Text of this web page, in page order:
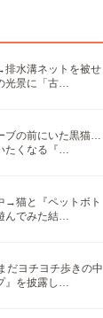
水溝ネットを被せ
光景に「古…
ブの前にいた黒猫…
たくなる『…
→猫と『ペットボト
んでみた結…
ヨチヨチ歩きの中
』を披露し…